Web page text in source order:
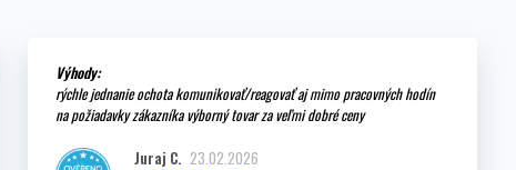
Výhody:
rýchle jednanie ochota komunikovať/reagovať aj mimo pracovných hodín
na požiadavky zákazníka výborný tovar za veľmi dobré ceny
Juraj C. 23.02.2026